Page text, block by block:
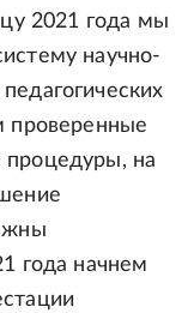
2021 года мы
научно-
проверенные
на
года начнем